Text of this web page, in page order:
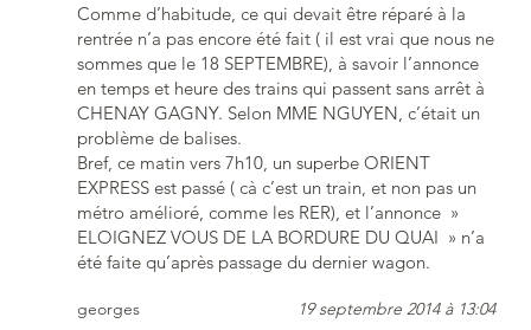
Comme d’habitude, ce qui devait être réparé à la
rentrée n’a pas encore été fait ( il est vrai que nous ne
sommes que le 18 SEPTEMBRE), à savoir l’annonce
en temps et heure des trains qui passent sans arrêt à
CHENAY GAGNY. Selon MME NGUYEN, c’était un
problème de balises.
Bref, ce matin vers 7h10, un superbe ORIENT
EXPRESS est passé ( cà c’est un train, et non pas un
métro amélioré, comme les RER), et l’annonce »
ELOIGNEZ VOUS DE LA BORDURE DU QUAI » n’a
été faite qu’après passage du dernier wagon.
georges 19 septembre 2014 à 13:04